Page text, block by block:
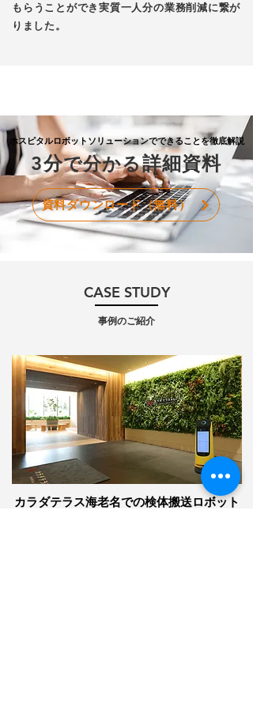
もらうことができ実質一人分の業務削減に繋が
りました。
​ホスピタルロボットソリューションでできることを徹底解説
​3分で分かる詳細資料
資料ダウンロード（無料）
​CASE STUDY
​事例のご紹介
カラダテラス海老名での検体搬送ロボット